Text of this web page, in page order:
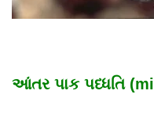
આંતર પાક પધ્ધતિ